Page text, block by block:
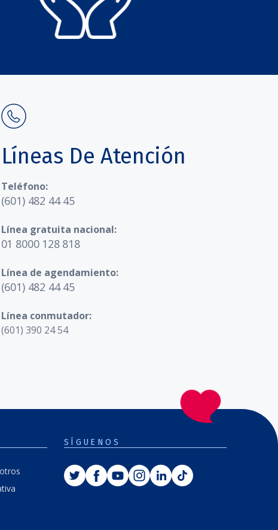
Líneas De Atención
Teléfono:
(601) 482 44 45
Línea gratuita nacional:
01 8000 128 818
Línea de agendamiento:
(601) 482 44 45
Línea conmutador:
(601) 390 24 54
SÍGUENOS
TwitterFacebook
YoutubeInstagram
LinkedinTiktok